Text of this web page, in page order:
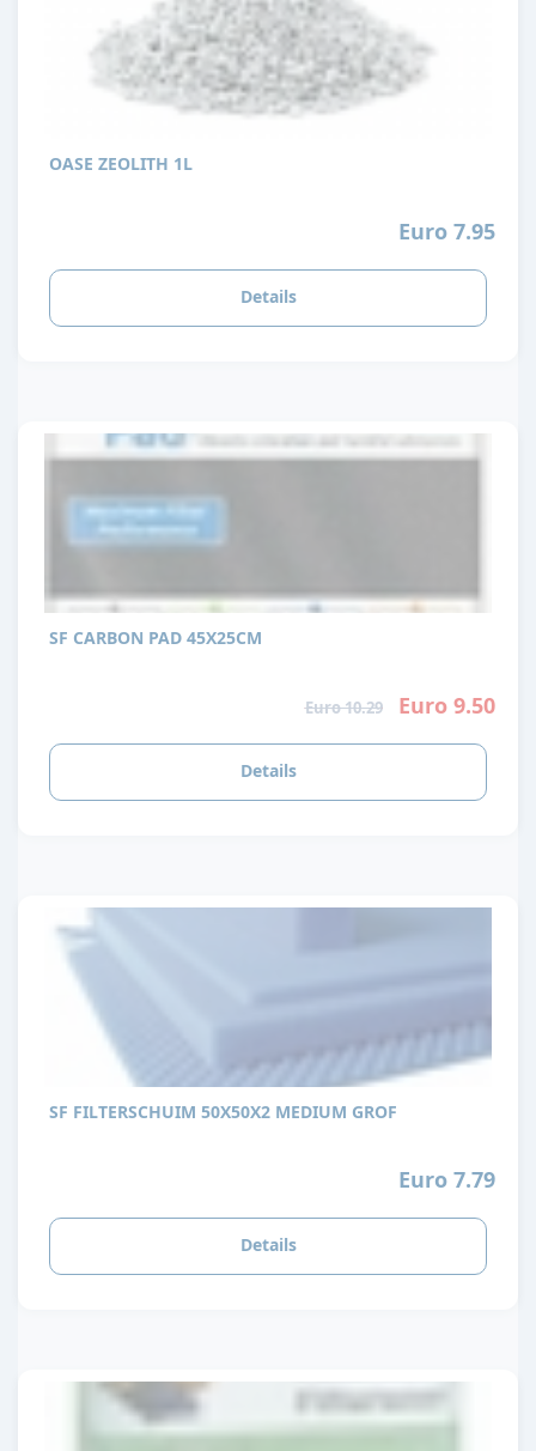
OASE ZEOLITH 1L
Euro 7.95
Details
SF CARBON PAD 45X25CM
Euro 10.29 Euro 9.50
Details
SF FILTERSCHUIM 50X50X2 MEDIUM GROF
Euro 7.79
Details